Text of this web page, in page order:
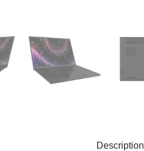
Description